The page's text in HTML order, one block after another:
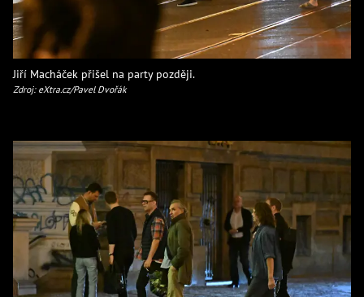
Jiří Macháček přišel na party později.
Zdroj: eXtra.cz/Pavel Dvořák